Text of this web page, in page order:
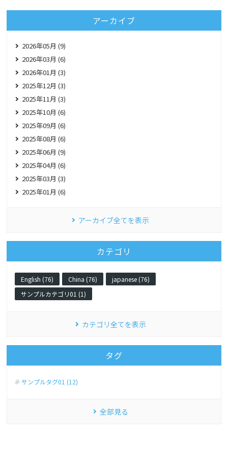
アーカイブ
2026年05月 (9)
2026年03月 (6)
2026年01月 (3)
2025年12月 (3)
2025年11月 (3)
2025年10月 (6)
2025年09月 (6)
2025年08月 (6)
2025年06月 (9)
2025年04月 (6)
2025年03月 (3)
2025年01月 (6)
アーカイブ全てを表示
カテゴリ
English (76) China (76)
japanese (76)
サンプルカテゴリ01 (1)
カテゴリ全てを表示
タグ
サンプルタグ01 (12)
全部見る